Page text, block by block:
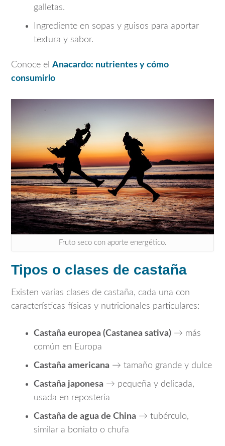
galletas.
Ingrediente en sopas y guisos para aportar
textura y sabor.
Conoce el Anacardo: nutrientes y cómo
consumirlo
Fruto seco con aporte energético.
Tipos o clases de castaña
Existen varias clases de castaña, cada una con
características físicas y nutricionales particulares:
Castaña europea (Castanea sativa) → más
común en Europa
Castaña americana → tamaño grande y dulce
Castaña japonesa → pequeña y delicada,
usada en repostería
Castaña de agua de China → tubérculo,
similar a boniato o chufa